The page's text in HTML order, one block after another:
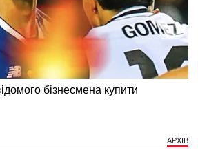
АРХІВ